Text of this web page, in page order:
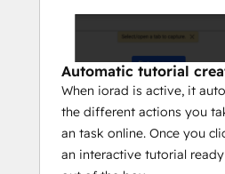
Automatic tutorial
When iorad is active, it
the different actions you
an task online. Once you
an interactive tutorial